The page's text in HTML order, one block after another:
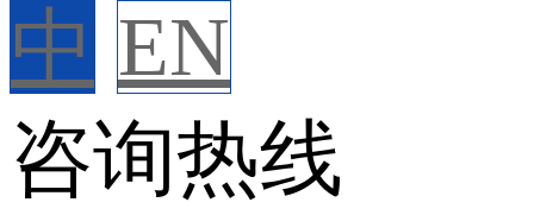
中 EN
咨询热线